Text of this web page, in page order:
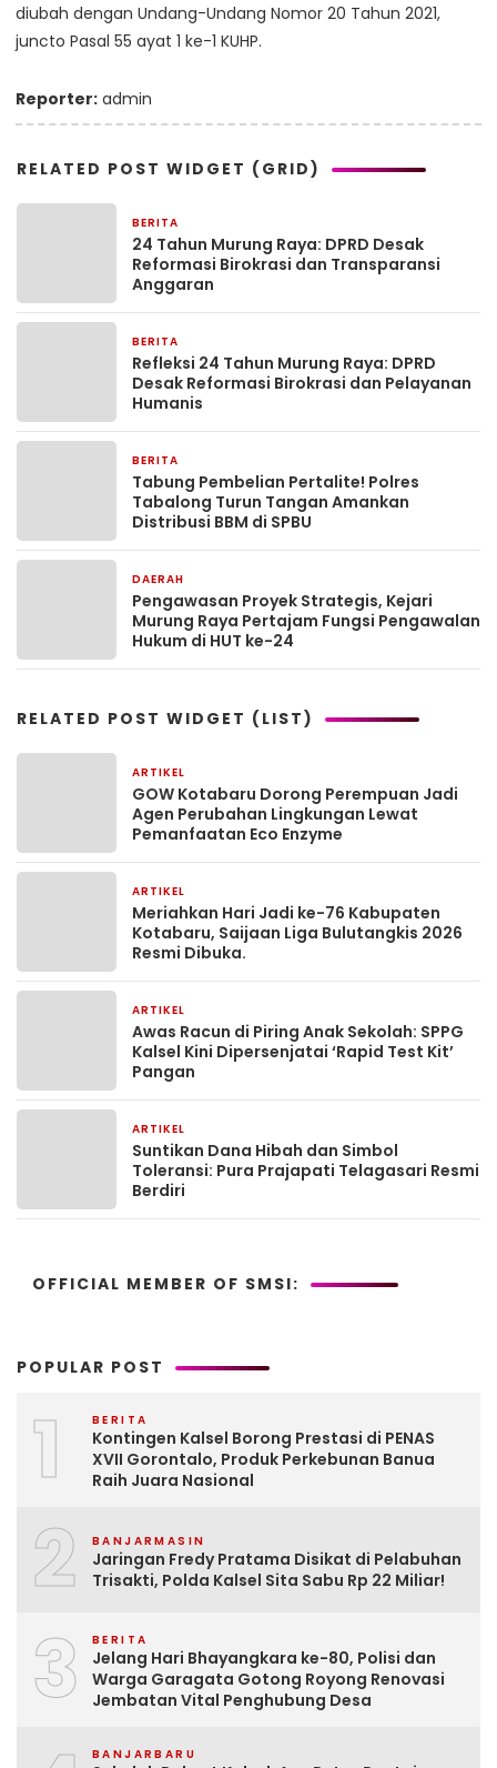
diubah dengan Undang-Undang Nomor 20 Tahun 2021,
juncto Pasal 55 ayat 1 ke-1 KUHP.
Reporter: admin
RELATED POST WIDGET (GRID)
BERITA
24 Tahun Murung Raya: DPRD Desak
Reformasi Birokrasi dan Transparansi
Anggaran
BERITA
Refleksi 24 Tahun Murung Raya: DPRD
Desak Reformasi Birokrasi dan Pelayanan
Humanis
BERITA
Tabung Pembelian Pertalite! Polres
Tabalong Turun Tangan Amankan
Distribusi BBM di SPBU
DAERAH
Pengawasan Proyek Strategis, Kejari
Murung Raya Pertajam Fungsi Pengawalan
Hukum di HUT ke-24
RELATED POST WIDGET (LIST)
ARTIKEL
GOW Kotabaru Dorong Perempuan Jadi
Agen Perubahan Lingkungan Lewat
Pemanfaatan Eco Enzyme
ARTIKEL
Meriahkan Hari Jadi ke-76 Kabupaten
Kotabaru, Saijaan Liga Bulutangkis 2026
Resmi Dibuka.
ARTIKEL
Awas Racun di Piring Anak Sekolah: SPPG
Kalsel Kini Dipersenjatai ‘Rapid Test Kit’
Pangan
ARTIKEL
Suntikan Dana Hibah dan Simbol
Toleransi: Pura Prajapati Telagasari Resmi
Berdiri
OFFICIAL MEMBER OF SMSI:
POPULAR POST
1 BERITA
Kontingen Kalsel Borong Prestasi di PENAS
XVII Gorontalo, Produk Perkebunan Banua
Raih Juara Nasional
2 BANJARMASIN
Jaringan Fredy Pratama Disikat di Pelabuhan
Trisakti, Polda Kalsel Sita Sabu Rp 22 Miliar!
3 BERITA
Jelang Hari Bhayangkara ke-80, Polisi dan
Warga Garagata Gotong Royong Renovasi
Jembatan Vital Penghubung Desa
BANJARBARU